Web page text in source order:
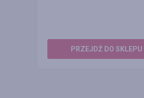
PRZEJDŹ DO SKLEPU